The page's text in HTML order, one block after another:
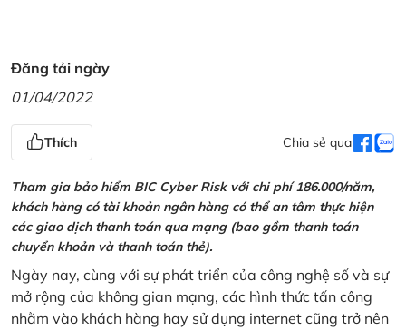
Đăng tải ngày
01/04/2022
Thích Chia sẻ qua
Tham gia bảo hiểm BIC Cyber Risk với chi phí 186.000/năm,
khách hàng có tài khoản ngân hàng có thể an tâm thực hiện
các giao dịch thanh toán qua mạng (bao gồm thanh toán
chuyển khoản và thanh toán thẻ).
Ngày nay, cùng với sự phát triển của công nghệ số và sự
mở rộng của không gian mạng, các hình thức tấn công
nhằm vào khách hàng hay sử dụng internet cũng trở nên